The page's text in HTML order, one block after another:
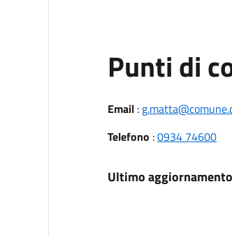
Punti di
Email:
Telefono :0934 74600
Ultimo aggiornamento